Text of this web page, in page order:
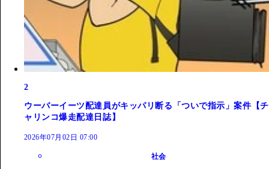
2
ウーバーイーツ配達員がキッパリ断る「ついで指示」案件【チ
ャリンコ爆走配達日誌】
2026年07月02日 07:00
社会